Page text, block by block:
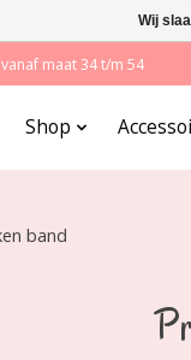
maat 34 t/m 54
Shop
band
Wij